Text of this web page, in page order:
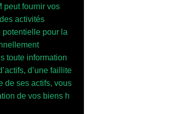
peut fournir vos
activités
potentielle pour la
toute information
d’une faillite
de ses actifs, vous
de vos biens h